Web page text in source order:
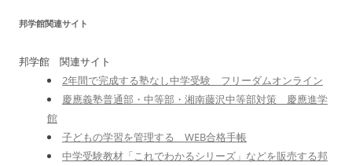
邦学館関連サイト
邦学館 関連サイト
2年間で完成する塾なし中学受験 フリーダムオンライン
慶應義塾普通部・中等部・湘南藤沢中等部対策 慶應進学
館
子どもの学習を管理する WEB合格手帳
中学受験教材「これでわかるシリーズ」などを販売する邦